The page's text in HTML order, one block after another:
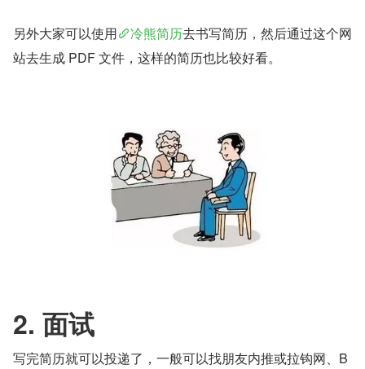
另外大家可以使用 冷熊简历去书写简历，然后通过这个网
站去生成 PDF 文件，这样的简历也比较好看。
2. 面试
写完简历就可以投递了，一般可以找朋友内推或拉钩网、B